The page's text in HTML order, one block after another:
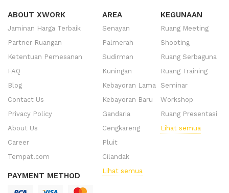
ABOUT XWORK
Jaminan Harga Terbaik
Partner Ruangan
Ketentuan Pemesanan
FAQ
Blog
Contact Us
Privacy Policy
About Us
Career
Tempat.com
PAYMENT METHOD
AREA
Senayan
Palmerah
Sudirman
Kuningan
Kebayoran Lama
Kebayoran Baru
Gandaria
Cengkareng
Pluit
Cilandak
Lihat semua
KEGUNAAN
Ruang Meeting
Shooting
Ruang Serbaguna
Ruang Training
Seminar
Workshop
Ruang Presentasi
Lihat semua